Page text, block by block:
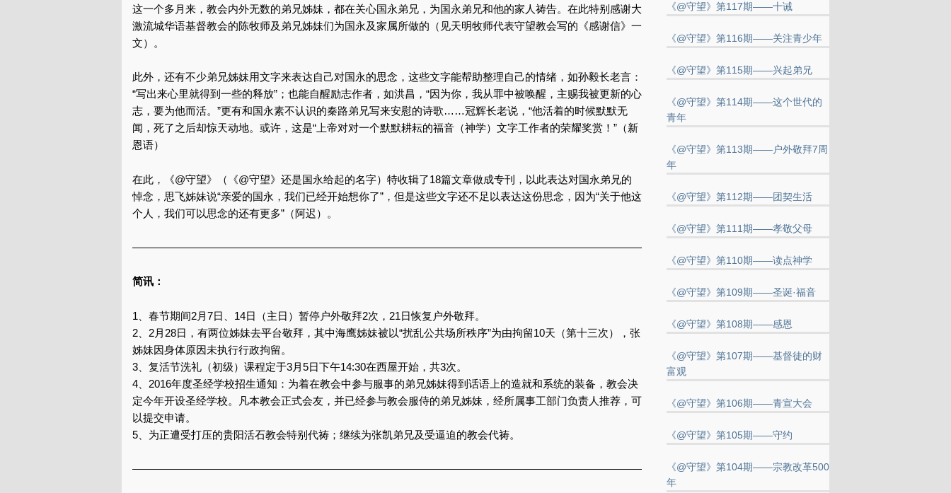
这一个多月来，教会内外无数的弟兄姊妹，都在关心国永弟兄，为国永弟兄和他的家人祷告。在此特别感谢大
激流城华语基督教会的陈牧师及弟兄姊妹们为国永及家属所做的（见天明牧师代表守望教会写的《感谢信》一
文）。
此外，还有不少弟兄姊妹用文字来表达自己对国永的思念，这些文字能帮助整理自己的情绪，如孙毅长老言：
“写出来心里就得到一些的释放”；也能自醒励志作者，如洪昌，“因为你，我从罪中被唤醒，主赐我被更新的心
志，要为他而活。”更有和国永素不认识的秦路弟兄写来安慰的诗歌……冠辉长老说，“他活着的时候默默无
闻，死了之后却惊天动地。或许，这是“上帝对对一个默默耕耘的福音（神学）文字工作者的荣耀奖赏！”（新
恩语）
在此，《@守望》（《@守望》还是国永给起的名字）特收辑了18篇文章做成专刊，以此表达对国永弟兄的
悼念，思飞姊妹说“亲爱的国永，我们已经开始想你了”，但是这些文字还不足以表达这份思念，因为“关于他这
个人，我们可以思念的还有更多”（阿迟）。
——————————————————————————————————————————————————————————————————
简讯：
1、春节期间2月7日、14日（主日）暂停户外敬拜2次，21日恢复户外敬拜。
2、2月28日，有两位姊妹去平台敬拜，其中海鹰姊妹被以“扰乱公共场所秩序”为由拘留10天（第十三次），张
姊妹因身体原因未执行行政拘留。
3、复活节洗礼（初级）课程定于3月5日下午14:30在西屋开始，共3次。
4、2016年度圣经学校招生通知：为着在教会中参与服事的弟兄姊妹得到话语上的造就和系统的装备，教会决
定今年开设圣经学校。凡本教会正式会友，并已经参与教会服侍的弟兄姊妹，经所属事工部门负责人推荐，可
以提交申请。
5、为正遭受打压的贵阳活石教会特别代祷；继续为张凯弟兄及受逼迫的教会代祷。
——————————————————————————————————————————————————————————————————
《@守望》第117期——十诫
《@守望》第116期——关注青少年
《@守望》第115期——兴起弟兄
《@守望》第114期——这个世代的
青年
《@守望》第113期——户外敬拜7周
年
《@守望》第112期——团契生活
《@守望》第111期——孝敬父母
《@守望》第110期——读点神学
《@守望》第109期——圣诞·福音
《@守望》第108期——感恩
《@守望》第107期——基督徒的财
富观
《@守望》第106期——青宣大会
《@守望》第105期——守约
《@守望》第104期——宗教改革500
年